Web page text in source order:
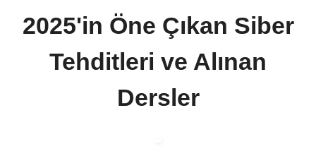
2025'in Öne Çıkan Siber
Tehditleri ve Alınan
Dersler